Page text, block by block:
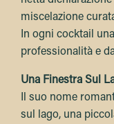
miscelazione
In ogni cocktail
professionalità e
Una Finestra Sul
Il suo nome
sul lago, una